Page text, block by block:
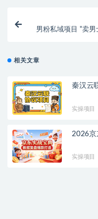
男粉私域项目 "卖男
相关文章
秦汉云
实操项目
2026京
实操项目